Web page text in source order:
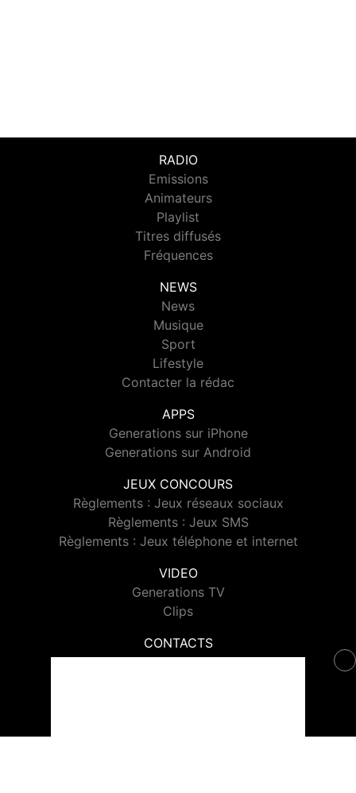
RADIO
Emissions
Animateurs
Playlist
Titres diffusés
Fréquences
NEWS
News
Musique
Sport
Lifestyle
Contacter la rédac
APPS
Generations sur iPhone
Generations sur Android
JEUX CONCOURS
Règlements : Jeux réseaux sociaux
Règlements : Jeux SMS
Règlements : Jeux téléphone et internet
VIDEO
Generations TV
Clips
CONTACTS
Contacter Generations